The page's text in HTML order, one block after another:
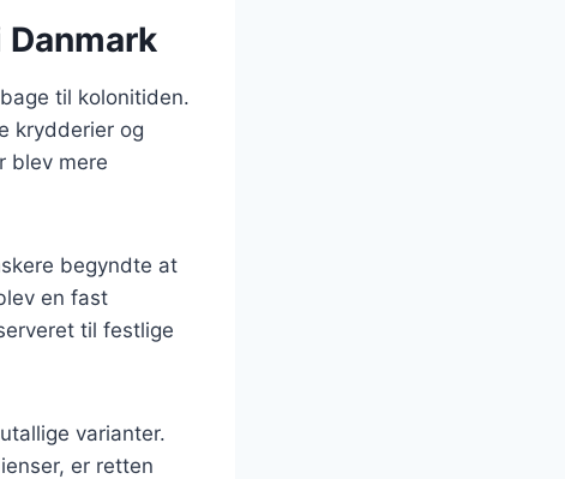
til kolonitiden.
krydderier og
blev mere
begyndte at
en fast
til festlige
varianter.
er retten